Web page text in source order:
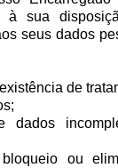
à sua
seus dados
de
bloqueio ou